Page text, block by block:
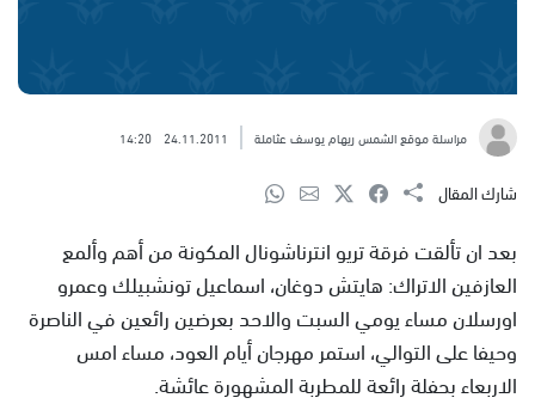
مراسلة موقع الشمس ريهام يوسف عثاملة 24.11.2011
14:20
شارك المقال
بعد ان تألقت فرقة تريو انترناشونال المكونة من أهم وألمع
العازفين الاتراك: هايتش دوغان، اسماعيل تونشبيلك وعمرو
اورسلان مساء يومي السبت والاحد بعرضين رائعين في الناصرة
وحيفا على التوالي، استمر مهرجان أيام العود، مساء امس
الاربعاء بحفلة رائعة للمطربة المشهورة عائشة.